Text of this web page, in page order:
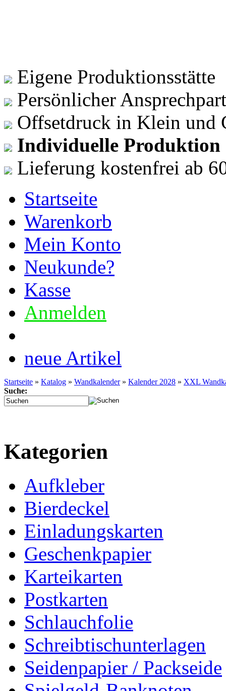
Eigene Produktionsstätte
Persönlicher
Offsetdruck in Klein und
Individuelle Produktion
Lieferung kostenfrei ab
Startseite
Warenkorb
Mein Konto
Neukunde?
Kasse
Anmelden
neue Artikel
Startseite » Katalog » Wandkalender» Kalender 2028 » XXL
Suche:
Kategorien
Aufkleber
Bierdeckel
Einladungskarten
Geschenkpapier
Karteikarten
Postkarten
Schlauchfolie
Schreibtischunterlagen
Seidenpapier / Packseide